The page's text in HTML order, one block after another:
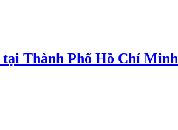
Thành Phố Hồ Chí Minh